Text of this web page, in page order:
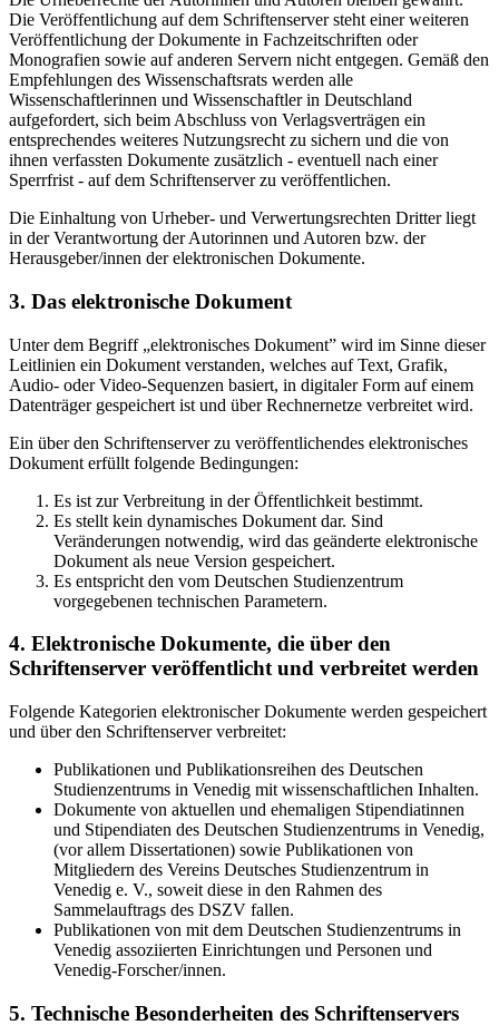
Die Veröffentlichung auf dem Schriftenserver steht einer weiteren
Veröffentlichung der Dokumente in Fachzeitschriften oder
Monografien sowie auf anderen Servern nicht entgegen. Gemäß den
Empfehlungen des Wissenschaftsrats werden alle
Wissenschaftlerinnen und Wissenschaftler in Deutschland
aufgefordert, sich beim Abschluss von Verlagsverträgen ein
entsprechendes weiteres Nutzungsrecht zu sichern und die von
ihnen verfassten Dokumente zusätzlich - eventuell nach einer
Sperrfrist - auf dem Schriftenserver zu veröffentlichen.
Die Einhaltung von Urheber- und Verwertungsrechten Dritter liegt
in der Verantwortung der Autorinnen und Autoren bzw. der
Herausgeber/innen der elektronischen Dokumente.
3. Das elektronische Dokument
Unter dem Begriff „elektronisches Dokument” wird im Sinne dieser
Leitlinien ein Dokument verstanden, welches auf Text, Grafik,
Audio- oder Video-Sequenzen basiert, in digitaler Form auf einem
Datenträger gespeichert ist und über Rechnernetze verbreitet wird.
Ein über den Schriftenserver zu veröffentlichendes elektronisches
Dokument erfüllt folgende Bedingungen:
Es ist zur Verbreitung in der Öffentlichkeit bestimmt.
Es stellt kein dynamisches Dokument dar. Sind
Veränderungen notwendig, wird das geänderte elektronische
Dokument als neue Version gespeichert.
Es entspricht den vom Deutschen Studienzentrum
vorgegebenen technischen Parametern.
4. Elektronische Dokumente, die über den
Schriftenserver veröffentlicht und verbreitet werden
Folgende Kategorien elektronischer Dokumente werden gespeichert
und über den Schriftenserver verbreitet:
Publikationen und Publikationsreihen des Deutschen
Studienzentrums in Venedig mit wissenschaftlichen Inhalten.
Dokumente von aktuellen und ehemaligen Stipendiatinnen
und Stipendiaten des Deutschen Studienzentrums in Venedig,
(vor allem Dissertationen) sowie Publikationen von
Mitgliedern des Vereins Deutsches Studienzentrum in
Venedig e. V., soweit diese in den Rahmen des
Sammelauftrags des DSZV fallen.
Publikationen von mit dem Deutschen Studienzentrums in
Venedig assoziierten Einrichtungen und Personen und
Venedig-Forscher/innen.
5. Technische Besonderheiten des Schriftenservers